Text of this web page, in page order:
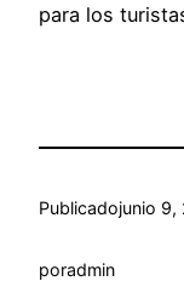
para los
Publicadojunio 9,
poradmin